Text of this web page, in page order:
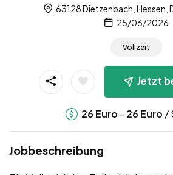
63128 Dietzenbach, Hessen,
25/06/2026
Vollzeit
Jetzt
26 Euro - 26 Euro /
Jobbeschreibung